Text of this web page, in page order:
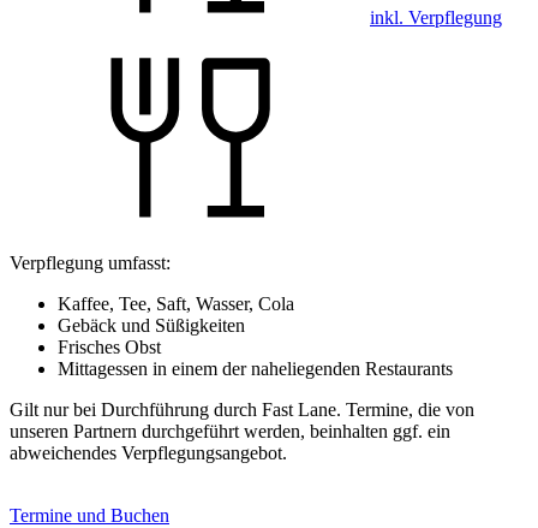
inkl. Verpflegung
Verpflegung umfasst:
Kaffee, Tee, Saft, Wasser, Cola
Gebäck und Süßigkeiten
Frisches Obst
Mittagessen in einem der naheliegenden Restaurants
Gilt nur bei Durchführung durch Fast Lane. Termine, die von
unseren Partnern durchgeführt werden, beinhalten ggf. ein
abweichendes Verpflegungsangebot.
Termine und Buchen